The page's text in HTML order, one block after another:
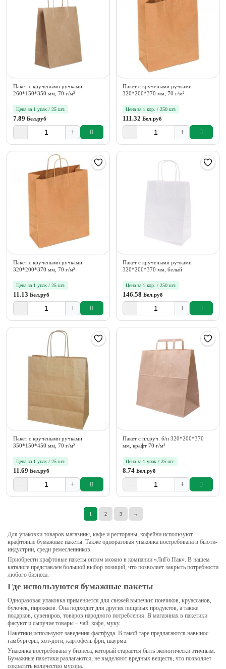
Пакет с кручеными ручками
260*150*350 мм, 70 г/м²
Цена за 1 упак / 25 шт.
7.89 Бел.руб
- +
Пакет с кручеными ручками
320*200*370 мм, 70 г/м²
Цена за 1 кор. / 250 шт.
111.32 Бел.руб
- +
Пакет с кручеными ручками
320*200*370 мм, 70 г/м²
Цена за 1 упак / 25 шт.
11.13 Бел.руб
- +
Пакет с кручеными ручками
320*200*370 мм, белый
Цена за 1 кор. / 250 шт.
146.58 Бел.руб
- +
Пакет с кручеными ручками
350*150*450 мм, 70 г/м²
Цена за 1 упак / 25 шт.
11.69 Бел.руб
- +
Пакет с пл.руч. б/п 320*200*370
мм, крафт 70 г/м²
Цена за 1 упак / 25 шт.
8.74 Бел.руб
- +
1 2 3 →
Для упаковки товаров магазины, кафе и рестораны, кофейни используют
крафтовые бумажные пакеты. Также одноразовая упаковка востребована в бьюти-
индустрии, среди ремесленников.
Приобрести крафтовые пакеты оптом можно в компании «ЛиГо Пак». В нашем
каталоге представлен большой выбор позиций, что позволяет закрыть потребности
любого бизнеса.
Где используются бумажные пакеты
Одноразовая упаковка применяется для свежей выпечки: пончиков, круассанов,
булочек, пирожков. Она подходит для других пищевых продуктов, а также
подарков, сувениров, товаров народного потребления. В магазинах в пакетики
фасуют и сыпучие товары – чай, кофе, муку.
Пакетики используют заведения фастфуда. В такой таре предлагаются навынос
гамбургеры, хот-доги, картофель фри, шаурма.
Упаковка востребована у бизнеса, который старается быть экологически этичным.
Бумажные пакетики разлагаются, не выделяют вредных веществ, что позволяет
сократить количество мусора.